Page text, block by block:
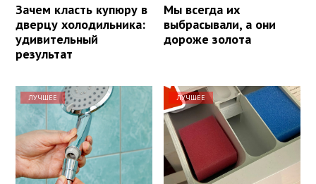
Зачем класть купюру в
дверцу холодильника:
удивительный
результат
Мы всегда их
выбрасывали, а они
дороже золота
ЛУЧШЕЕ ЛУЧШЕЕ